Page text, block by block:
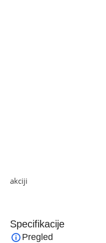
akciji
Specifikacije
Pregled